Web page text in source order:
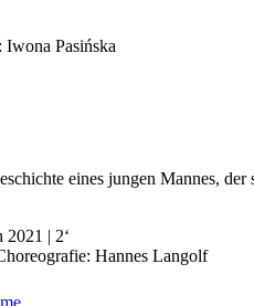
Pasińska
eines jungen Mannes,
| 2‘
Hannes Langolf